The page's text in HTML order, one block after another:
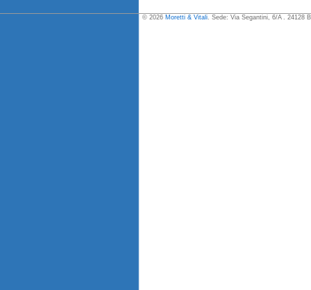
© 2026 Moretti & Vitali . Sede: Via Segantini, 6/A . 24128